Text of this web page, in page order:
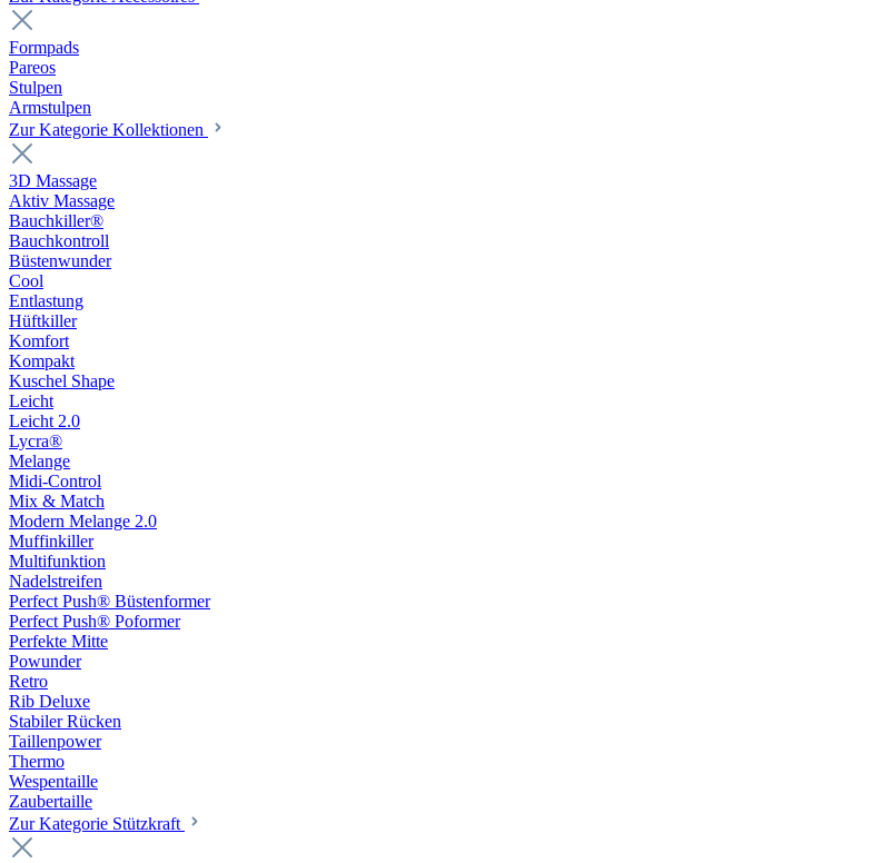
Formpads
Pareos
Stulpen
Armstulpen
Zur Kategorie Kollektionen
3D Massage
Aktiv Massage
Bauchkiller®
Bauchkontroll
Büstenwunder
Cool
Entlastung
Hüftkiller
Komfort
Kompakt
Kuschel Shape
Leicht
Leicht 2.0
Lycra®
Melange
Midi-Control
Mix & Match
Modern Melange 2.0
Muffinkiller
Multifunktion
Nadelstreifen
Perfect Push® Büstenformer
Perfect Push® Poformer
Perfekte Mitte
Powunder
Retro
Rib Deluxe
Stabiler Rücken
Taillenpower
Thermo
Wespentaille
Zaubertaille
Zur Kategorie Stützkraft